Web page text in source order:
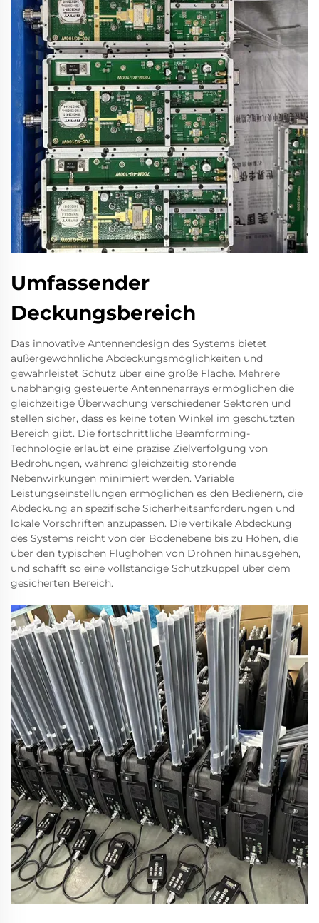
Umfassender
Deckungsbereich
Das innovative Antennendesign des Systems bietet
außergewöhnliche Abdeckungsmöglichkeiten und
gewährleistet Schutz über eine große Fläche. Mehrere
unabhängig gesteuerte Antennenarrays ermöglichen die
gleichzeitige Überwachung verschiedener Sektoren und
stellen sicher, dass es keine toten Winkel im geschützten
Bereich gibt. Die fortschrittliche Beamforming-
Technologie erlaubt eine präzise Zielverfolgung von
Bedrohungen, während gleichzeitig störende
Nebenwirkungen minimiert werden. Variable
Leistungseinstellungen ermöglichen es den Bedienern, die
Abdeckung an spezifische Sicherheitsanforderungen und
lokale Vorschriften anzupassen. Die vertikale Abdeckung
des Systems reicht von der Bodenebene bis zu Höhen, die
über den typischen Flughöhen von Drohnen hinausgehen,
und schafft so eine vollständige Schutzkuppel über dem
gesicherten Bereich.